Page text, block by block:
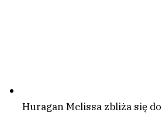
Huragan Melissa zbliża się